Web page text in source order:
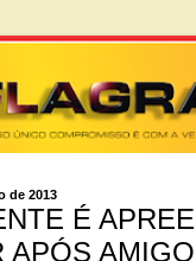
de 2013
É
APÓS